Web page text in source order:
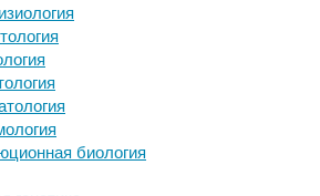
биология
за новостями